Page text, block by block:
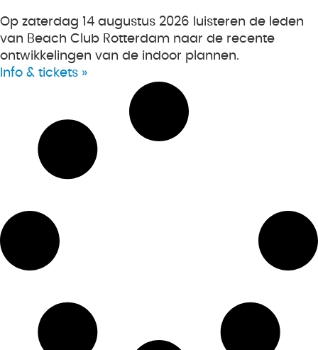
Op zaterdag 14 augustus 2026 luisteren de leden
van Beach Club Rotterdam naar de recente
ontwikkelingen van de indoor plannen.
Info & tickets »